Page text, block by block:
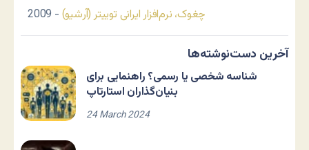
چغوک، نرم‌افزار ایرانی توییتر (آرشیو) - 2009
آخرین دست‌نوشته‌ها
شناسه شخصی یا رسمی؟ راهنمایی برای
بنیان‌گذاران استارتاپ
24 March 2024